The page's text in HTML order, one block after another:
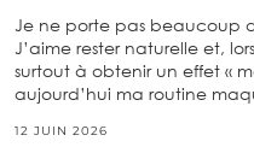
Je ne porte pas beaucoup
J’aime rester naturelle et,
surtout à obtenir un effet «
aujourd’hui ma routine
12 JUIN 2026